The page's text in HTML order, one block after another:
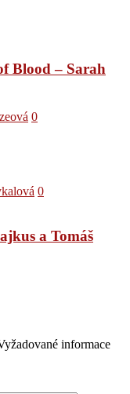
Blood – Sarah
0
0
a Tomáš
informace